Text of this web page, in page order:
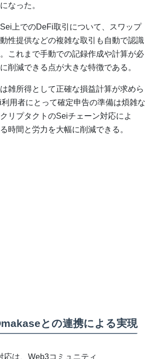
なった。
上でのDeFi取引について、スワップ
性提供などの複雑な取引も自動で認識
これまで手動での記録作成や計算が必
削減できる点が大きな特徴である。
雑所得として正確な損益計算が求めら
用者にとって確定申告の準備は煩雑な
リプタクトのSeiチェーン対応によ
時間と労力を大幅に削減できる。
との連携による実現
応は、Web3コミュニティ